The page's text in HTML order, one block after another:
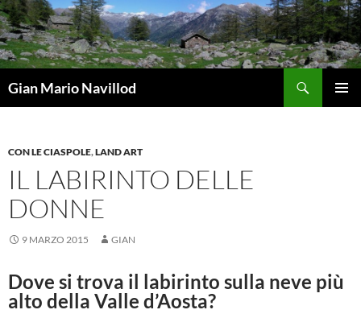
Vai
al
contenuto
Gian Mario Navillod
CON LE CIASPOLE,LAND ART
IL LABIRINTO DELLE
DONNE
9 MARZO 2015 GIAN
Dove si trova il labirinto sulla neve più
alto della Valle d’Aosta?